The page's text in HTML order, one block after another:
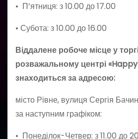
• П’ятниця: з 10.00 до 17.00
• Субота: з 10.00 до 16.00
Віддалене робоче місце у
розважальному центрі
знаходиться за адресою:
місто Рівне, вулиця Сергія
за наступним графіком:
• Понеділок-Четвер: з 11.00 до